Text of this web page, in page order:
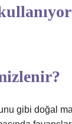
gibi doğal